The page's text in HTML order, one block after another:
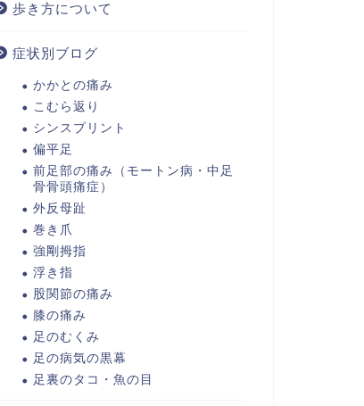
歩き方について
症状別ブログ
かかとの痛み
こむら返り
シンスプリント
偏平足
前足部の痛み（モートン病・中足
骨骨頭痛症）
外反母趾
巻き爪
強剛拇指
浮き指
股関節の痛み
膝の痛み
足のむくみ
足の病気の黒幕
足裏のタコ・魚の目